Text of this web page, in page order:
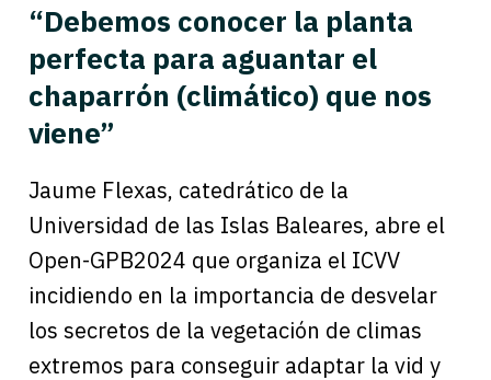
“Debemos conocer la planta
perfecta para aguantar el
chaparrón (climático) que nos
viene”
Jaume Flexas, catedrático de la
Universidad de las Islas Baleares, abre el
Open-GPB2024 que organiza el ICVV
incidiendo en la importancia de desvelar
los secretos de la vegetación de climas
extremos para conseguir adaptar la vid y